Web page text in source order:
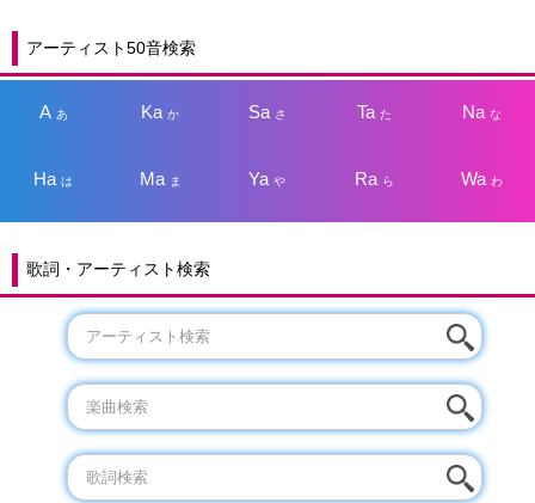
アーティスト50音検索
A あ Kaか Sa さ Taた Na な
Haは Ma ま Yaや Ra ら Wa わ
歌詞・アーティスト検索